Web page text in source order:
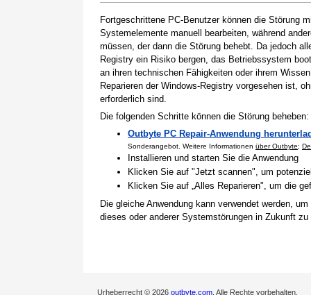
Fortgeschrittene PC-Benutzer können die Störung
Systemelemente manuell bearbeiten, während
müssen, der dann die Störung behebt. Da jedoch
Registry ein Risiko bergen, das Betriebssystem
an ihren technischen Fähigkeiten oder ihrem
Reparieren der Windows-Registry vorgesehen ist,
erforderlich sind.
Die folgenden Schritte können die Störung beheben:
Outbyte PC Repair-Anwendung
Sonderangebot. Weitere Informationen über Outbyte;
Installieren und starten Sie die Anwendung
Klicken Sie auf "Jetzt scannen", um
Klicken Sie auf „Alles Reparieren", um die
Die gleiche Anwendung kann verwendet werden,
dieses oder anderer Systemstörungen in Zukunft zu
Urheberrecht © 2026 outbyte.com . Alle Rechte vorbehalten.